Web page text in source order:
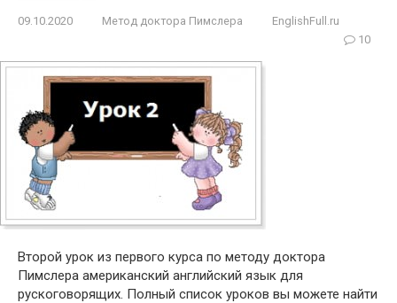
09.10.2020 Метод доктора Пимслера
EnglishFull.ru
10
Второй урок из первого курса по методу доктора
Пимслера американский английский язык для
рускоговорящих. Полный список уроков вы можете найти